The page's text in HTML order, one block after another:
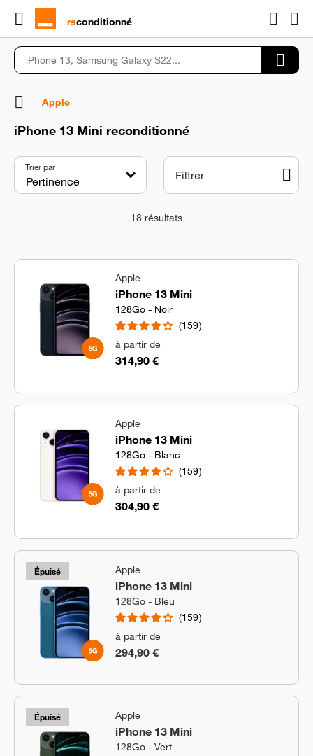
rɘconditionné
Apple
iPhone 13 Mini reconditionné
18 résultats
Trier par
Filtrer
Apple
iPhone 13 Mini
128Go - Noir
159
à partir de
314,90 €
Apple
iPhone 13 Mini
128Go - Blanc
159
à partir de
304,90 €
Épuisé Apple
iPhone 13 Mini
128Go - Bleu
159
à partir de
294,90 €
Épuisé Apple
iPhone 13 Mini
128Go - Vert